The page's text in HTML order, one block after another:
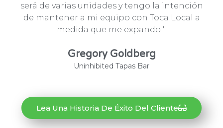
será de varias unidades y tengo la intención
de mantener a mi equipo con Toca Local a
medida que me expando ".
Gregory Goldberg
Uninhibited Tapas Bar
Lea Una Historia De Éxito Del Cliente